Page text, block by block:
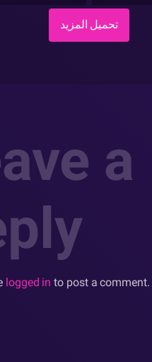
تحميل المزيد
a
logged in to post a comment.